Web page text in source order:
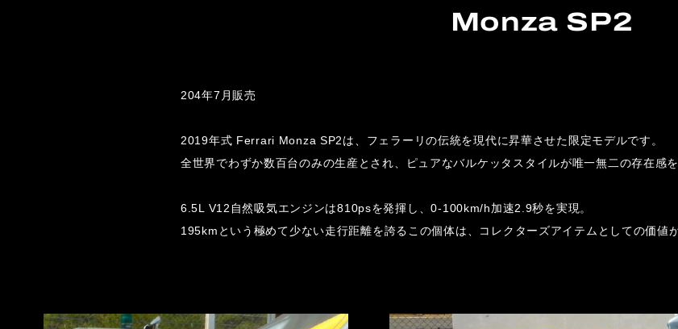
Monza SP2
204年7月販売
2019年式 Ferrari Monza SP2は、フェラーリの伝統を現代に昇華させた限定モデルです。
全世界でわずか数百台のみの生産とされ、ピュアなバルケッタスタイルが唯一無二の存在感を
6.5L V12自然吸気エンジンは810psを発揮し、0-100km/h加速2.9秒を実現。
195kmという極めて少ない走行距離を誇るこの個体は、コレクターズアイテムとしての価値